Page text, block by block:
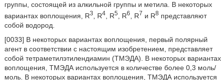
группы, состоящей из алкильной группы и метила. В некоторых
вариантах воплощения, R3 , R4, R5 , R6 , R7 и R8представляют
собой водород.
[0033] В некоторых вариантах воплощения, первый полярный
агент в соответствии с настоящим изобретением, представляет
собой тетраметилэтилендиамин (ТМЭДА). В некоторых вариантах
воплощения, ТМЭДА используется в количестве более 0,3 моль/
моль. В некоторых вариантах воплощения, ТМЭДА используется